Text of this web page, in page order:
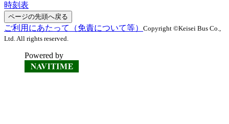
時刻表
ページの先頭へ戻る
ご利用にあたって（免責について等） Copyright ©Keisei Bus Co.,
Ltd. All rights reserved.
Powered by